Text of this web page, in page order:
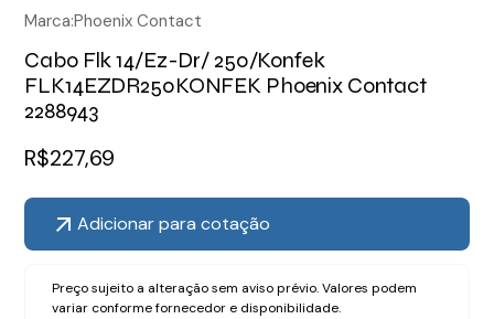
Marca:Phoenix Contact
Cabo Flk 14/Ez-Dr/ 250/Konfek
FLK14EZDR250KONFEK Phoenix Contact
2288943
R$227,69
Adicionar para cotação
Preço sujeito a alteração sem aviso prévio. Valores podem
variar conforme fornecedor e disponibilidade.